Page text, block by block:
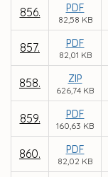
856. PDF
82,58 KB
857. PDF
82,01 KB
858. ZIP
626,74 KB
859. PDF
160,63 KB
860. PDF
82,02 KB